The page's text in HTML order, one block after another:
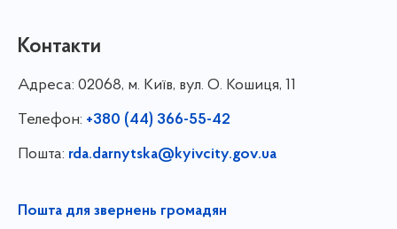
Контакти
Адреса: 02068, м. Київ, вул. О. Кошиця, 11
Телефон: +380 (44) 366-55-42
Пошта: rda.darnytska@kyivcity.gov.ua
Пошта для звернень громадян